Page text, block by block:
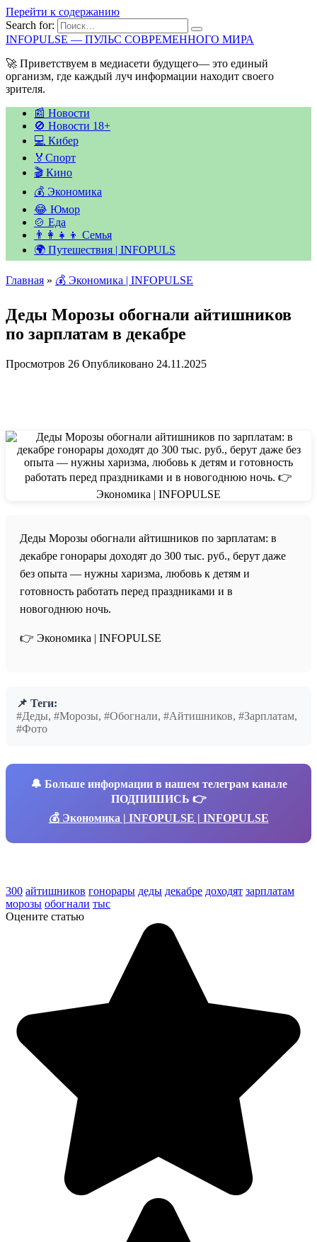
Перейти к содержанию
Search for:
INFOPULSE — ПУЛЬС СОВРЕМЕННОГО МИРА
🚀 Приветствуем в медиасети будущего— это единый
организм, где каждый луч информации находит своего
зрителя.
📰 Новости
🚫 Новости 18+
💻 Кибер
🏅Спорт
🎬 Кино
💰 Экономика
😂 Юмор
🍲 Еда
👨‍👩‍👧‍👦 Семья
🌍 Путешествия | INFOPULS
Главная » 💰 Экономика | INFOPULSE
Деды Морозы обогнали айтишников
по зарплатам в декабре
Просмотров 26 Опубликовано 24.11.2025
Деды Морозы обогнали айтишников по зарплатам: в
декабре гонорары доходят до 300 тыс. руб., берут даже
без опыта — нужны харизма, любовь к детям и
готовность работать перед праздниками и в
новогоднюю ночь.
👉 Экономика | INFOPULSE
📌 Теги:
#Деды, #Морозы, #Обогнали, #Айтишников, #Зарплатам,
#Фото
🔔 Больше информации в нашем телеграм канале
ПОДПИШИСЬ 👉
💰 Экономика | INFOPULSE | INFOPULSE
300 айтишников гонорары деды декабре доходят зарплатам
морозы обогнали тыс
Оцените статью